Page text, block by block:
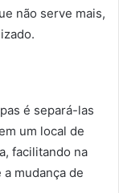
não serve mais,
é separá-las
um local de
facilitando na
mudança de